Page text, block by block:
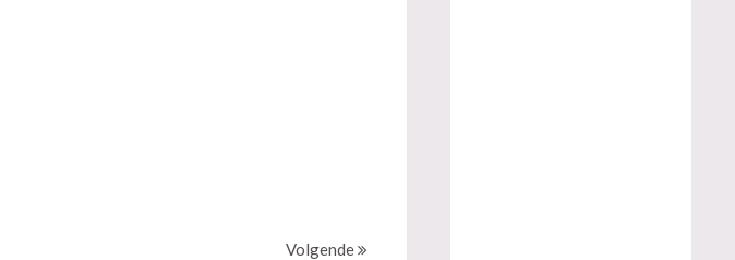
Volgende